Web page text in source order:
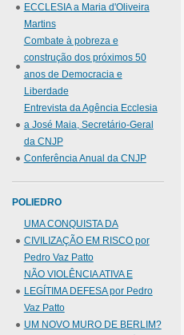
ECCLESIA a Maria d'Oliveira
Martins
Combate à pobreza e
construção dos próximos 50
anos de Democracia e
Liberdade
Entrevista da Agência Ecclesia
a José Maia, Secretário-Geral
da CNJP
Conferência Anual da CNJP
POLIEDRO
UMA CONQUISTA DA
CIVILIZAÇÃO EM RISCO por
Pedro Vaz Patto
NÃO VIOLÊNCIA ATIVA E
LEGÍTIMA DEFESA por Pedro
Vaz Patto
UM NOVO MURO DE BERLIM?